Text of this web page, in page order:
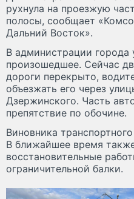
рухнула на проезжую
полосы, сообщает
Дальний Восток».
В администрации
произошедшее. Сейчас
дороги перекрыто,
объезжать его через
Дзержинского. Часть
препятствие по обочине.
Виновника
В ближайшее время
восстановительные
ограничительной балки.